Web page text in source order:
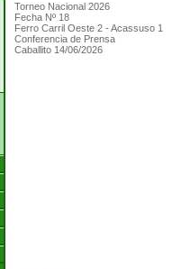
Torneo Nacional 2026
Fecha Nº 18
Ferro Carril Oeste 2 - Acassuso 1
Conferencia de Prensa
Caballito 14/06/2026